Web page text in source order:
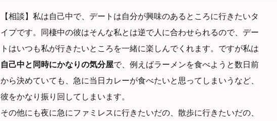
【相談】私は自己中で、デートは自分が興味のあるところに行きたいタ
イプです。同棲中の彼はそんな私とは逆で人に合わせられるので、デー
トはいつも私が行きたいところを一緒に楽しんでくれます。ですが私は
自己中と同時にかなりの気分屋で、例えばラーメンを食べようと数日前
から決めていても、急に当日カレーが食べたいと思ってしまいうなど、
彼をかなり振り回してしまいます。
その他にも夜に急にファミレスに行きたいだの、散歩に行きたいだの、